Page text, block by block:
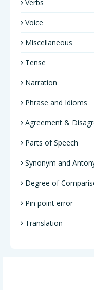
Verbs
Voice
Miscellaneous
Tense
Narration
Phrase and Idioms
Agreement &
Parts of Speech
Synonym and
Degree of
Pin point error
Translation